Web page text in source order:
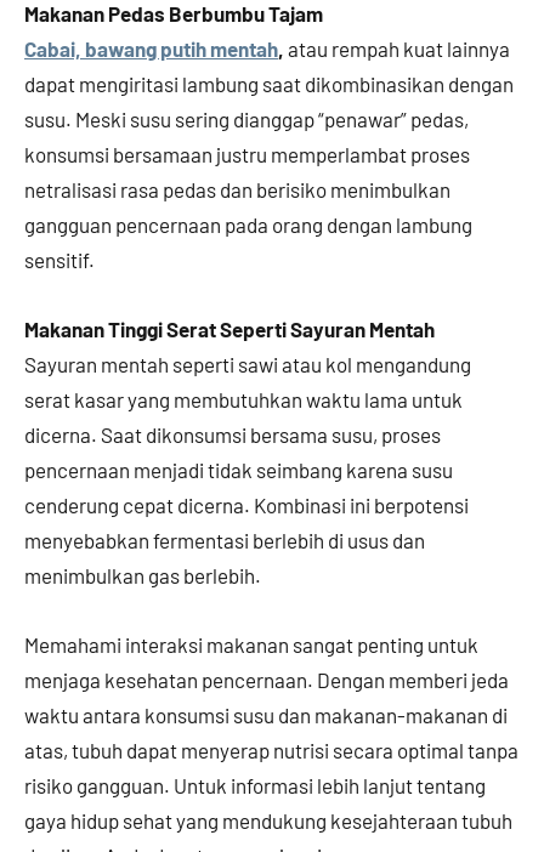
Makanan Pedas Berbumbu Tajam
Cabai, bawang putih mentah, atau rempah kuat lainnya
dapat mengiritasi lambung saat dikombinasikan dengan
susu. Meski susu sering dianggap “penawar” pedas,
konsumsi bersamaan justru memperlambat proses
netralisasi rasa pedas dan berisiko menimbulkan
gangguan pencernaan pada orang dengan lambung
sensitif.
Makanan Tinggi Serat Seperti Sayuran Mentah
Sayuran mentah seperti sawi atau kol mengandung
serat kasar yang membutuhkan waktu lama untuk
dicerna. Saat dikonsumsi bersama susu, proses
pencernaan menjadi tidak seimbang karena susu
cenderung cepat dicerna. Kombinasi ini berpotensi
menyebabkan fermentasi berlebih di usus dan
menimbulkan gas berlebih.
Memahami interaksi makanan sangat penting untuk
menjaga kesehatan pencernaan. Dengan memberi jeda
waktu antara konsumsi susu dan makanan-makanan di
atas, tubuh dapat menyerap nutrisi secara optimal tanpa
risiko gangguan. Untuk informasi lebih lanjut tentang
gaya hidup sehat yang mendukung kesejahteraan tubuh